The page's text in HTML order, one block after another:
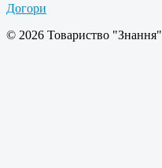
Догори
© 2026 Товариство "Знання"